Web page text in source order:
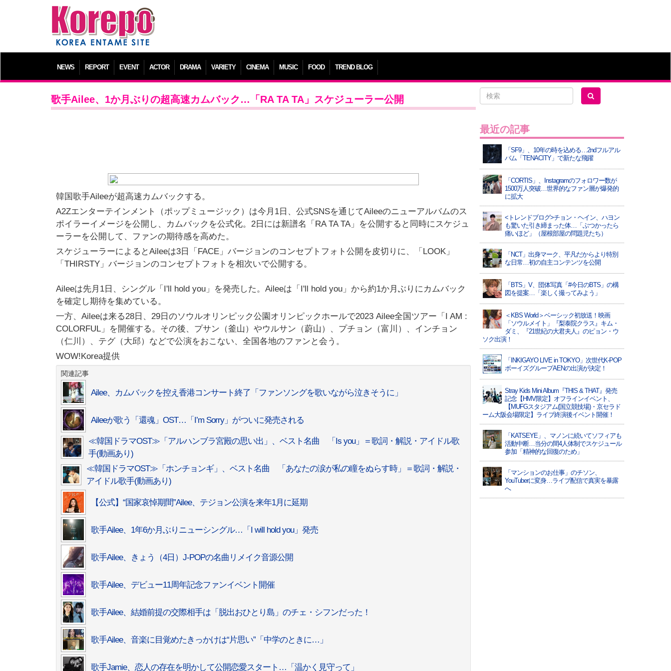
NEWS REPORT EVENT ACTOR DRAMA VARIETY CINEMA MUSIC FOOD TREND BLOG
歌手Ailee、1か月ぶりの超高速カムバック…「RA TA TA」スケジューラー公開
韓国歌手Aileeが超高速カムバックする。
A2Zエンターテインメント（ポップミュージック）は今月1日、公式SNSを通じてAileeのニューアルバムのス
ポイラーイメージを公開し、カムバックを公式化。2日には新譜名「RA TA TA」を公開すると同時にスケジュ
ーラーを公開して、ファンの期待感を高めた。
スケジューラーによるとAileeは3日「FACE」バージョンのコンセプトフォト公開を皮切りに、「LOOK」
「THIRSTY」バージョンのコンセプトフォトを相次いで公開する。
Aileeは先月1日、シングル「I'll hold you」を発売した。Aileeは「I'll hold you」から約1か月ぶりにカムバック
を確定し期待を集めている。
一方、Aileeは来る28日、29日のソウルオリンピック公園オリンピックホールで2023 Ailee全国ツアー「I AM :
COLORFUL」を開催する。その後、プサン（釜山）やウルサン（蔚山）、プチョン（富川）、インチョン
（仁川）、テグ（大邱）などで公演をおこない、全国各地のファンと会う。
WOW!Korea提供
関連記事
Ailee、カムバックを控え香港コンサート終了「ファンソングを歌いながら泣きそうに」
Aileeが歌う「還魂」OST…「I’m Sorry」がついに発売される
≪韓国ドラマOST≫「アルハンブラ宮殿の思い出」、ベスト名曲 「Is you」＝歌詞・解説・アイドル歌
手(動画あり)
≪韓国ドラマOST≫「ホンチョンギ」、ベスト名曲 「あなたの涙が私の瞳をぬらす時」＝歌詞・解説・
アイドル歌手(動画あり)
【公式】“国家哀悼期間”Ailee、テジョン公演を来年1月に延期
歌手Ailee、1年6か月ぶりニューシングル…「I will hold you」発売
歌手Ailee、きょう（4日）J-POPの名曲リメイク音源公開
歌手Ailee、デビュー11周年記念ファンイベント開催
歌手Ailee、結婚前提の交際相手は「脱出おひとり島」のチェ・シフンだった！
歌手Ailee、音楽に目覚めたきっかけは“片思い”「中学のときに…」
歌手Jamie、恋人の存在を明かして公開恋愛スタート…「温かく見守って」
最近の記事
「SF9」、10年の時を込める…2ndフルアル
バム「TENACITY」で新たな飛躍
「CORTIS」、Instagramのフォロワー数が
1500万人突破…世界的なファン層が爆発的
に拡大
<トレンドブログ>チョン・ヘイン、ハヨン
も驚いた引き締まった体…「ぶつかったら
痛いほど」（屋根部屋の問題児たち）
「NCT」出身マーク、平凡だからより特別
な日常…初の自主コンテンツを公開
「BTS」V、団体写真「#今日のBTS」の構
図を提案…「楽しく撮ってみよう」
＜KBS World＞ベーシック初放送！映画
「ソウルメイト」『梨泰院クラス』キム・
ダミ、『21世紀の大君夫人』のピョン・ウ
ソク出演！
「INKIGAYO LIVE in TOKYO」次世代K-POP
ボーイズグループAENの出演が決定！
Stray Kids Mini Album『THIS & THAT』発売
記念【HMV限定】オフラインイベント、
【MUFGスタジアム(国立競技場)・京セラド
ーム大阪会場限定】ライブ終演後イベント開催！
「KATSEYE」、マノンに続いてソフィアも
活動中断…当分の間4人体制でスケジュール
参加「精神的な回復のため」
「マンションのお仕事」のチソン、
YouTuberに変身…ライブ配信で真実を暴露
へ